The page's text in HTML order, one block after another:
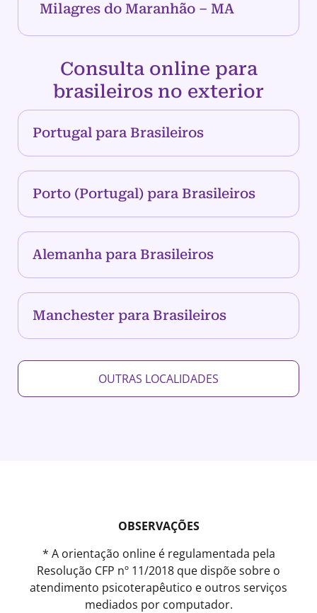
Milagres do Maranhão – MA
Consulta online para
brasileiros no exterior
Portugal para Brasileiros
Porto (Portugal) para Brasileiros
Alemanha para Brasileiros
Manchester para Brasileiros
OUTRAS LOCALIDADES
OBSERVAÇÕES
* A orientação online é regulamentada pela
Resolução CFP nº 11/2018 que dispõe sobre o
atendimento psicoterapêutico e outros serviços
mediados por computador.